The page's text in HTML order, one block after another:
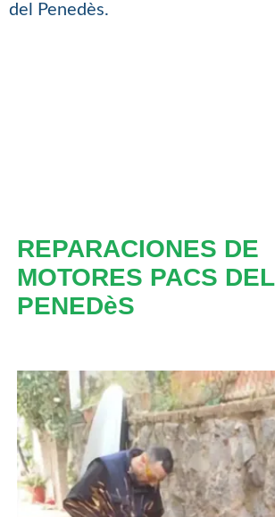
del Penedès.
REPARACIONES DE
MOTORES PACS DEL
PENEDèS